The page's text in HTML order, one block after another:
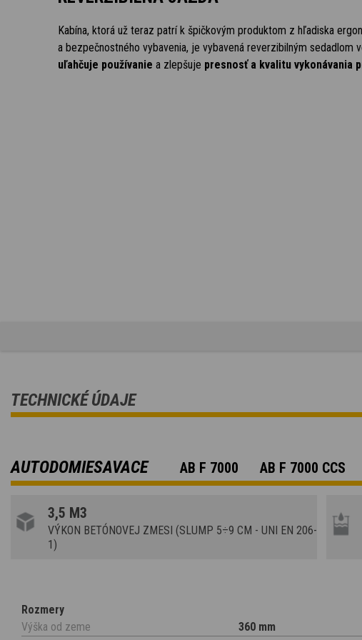
Kabína, ktorá už teraz patrí k špičkovým produktom z hľadiska
a bezpečnostného vybavenia, je vybavená reverzibilným sedadlom
uľahčuje používanie a zlepšuje presnosť a kvalitu vykonávania
TECHNICKÉ ÚDAJE
AUTODOMIESAVACE AB F 7000 AB F 7000 CCS
3,5 M3
VÝKON BETÓNOVEJ ZMESI (SLUMP 5÷9 CM - UNI EN 206-
1)
Rozmery
Výška od zeme
360 mm